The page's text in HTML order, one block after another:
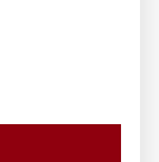
eine